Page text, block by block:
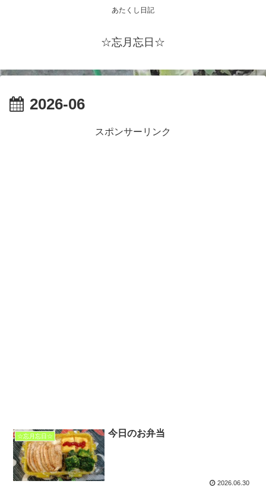
あたくし日記
☆忘月忘日☆
2026-06
スポンサーリンク
☆忘月忘日☆ 今日のお弁当
2026.06.30